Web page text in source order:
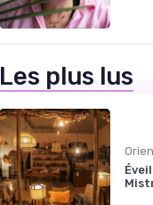
Les plus lus